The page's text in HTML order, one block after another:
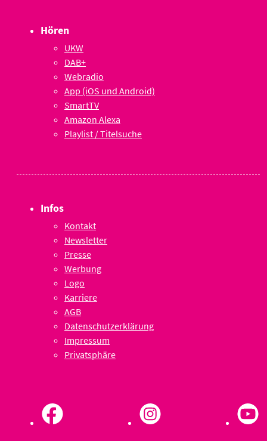
Hören
UKW
DAB+
Webradio
App (iOS und Android)
SmartTV
Amazon Alexa
Playlist / Titelsuche
Infos
Kontakt
Newsletter
Presse
Werbung
Logo
Karriere
AGB
Datenschutzerklärung
Impressum
Privatsphäre